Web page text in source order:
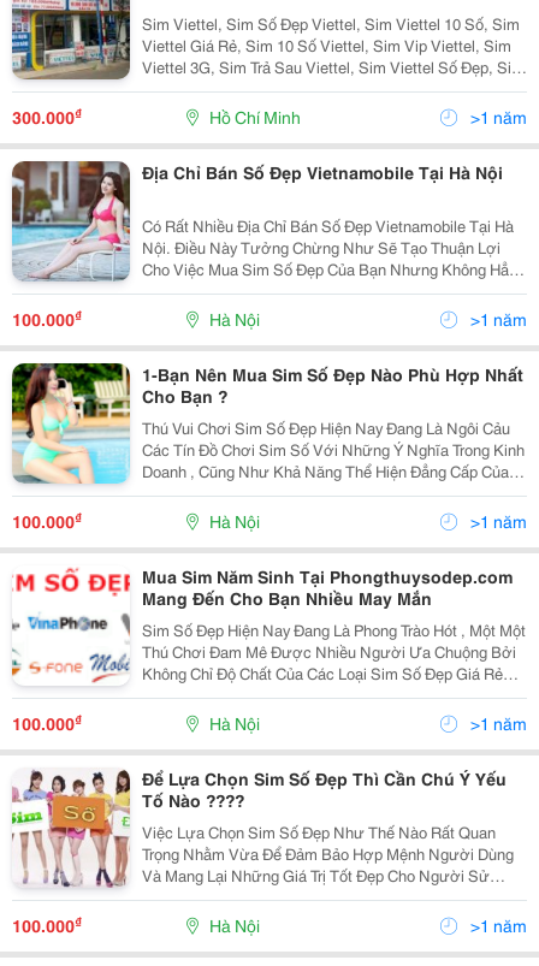
Sim Viettel, Sim Số Đẹp Viettel, Sim Viettel 10 Số, Sim
Viettel Giá Rẻ, Sim 10 Số Viettel, Sim Vip Viettel, Sim
Viettel 3G, Sim Trả Sau Viettel, Sim Viettel Số Đẹp, Sim
Số Viettel, Số Đẹp Viettel Trung Tâm Dịch Vụ Viettel Địa
Chỉ: 636 Cộng H
300.000₫ Hồ Chí Minh >1 năm
Địa Chỉ Bán Số Đẹp Vietnamobile Tại Hà Nội
Có Rất Nhiều Địa Chỉ Bán Số Đẹp Vietnamobile Tại Hà
Nội. Điều Này Tưởng Chừng Như Sẽ Tạo Thuận Lợi
Cho Việc Mua Sim Số Đẹp Của Bạn Nhưng Không Hẳn
Thế. Bạn Cần Tìm Một Địa Chỉ Bán Sim Số Đẹp Uy Tín
Giữa Một Rừng Đại Lý. Hãy Tham Khảo Ngay Các
Thông T
100.000₫ Hà Nội >1 năm
1-Bạn Nên Mua Sim Số Đẹp Nào Phù Hợp Nhất
Cho Bạn ?
Thú Vui Chơi Sim Số Đẹp Hiện Nay Đang Là Ngôi Cảu
Các Tín Đồ Chơi Sim Số Với Những Ý Nghĩa Trong Kinh
Doanh , Cũng Như Khả Năng Thể Hiện Đẳng Cấp Của
Chính Người Dùng Sim Số Đẹp . Mỗi Cá Nhân , Tổ
Chức , Doanh Nghiệp Đều Mong Muốn , Sở Hữu Một
100.000₫ Hà Nội >1 năm
Mua Sim Năm Sinh Tại Phongthuysodep.com
Mang Đến Cho Bạn Nhiều May Mắn
Sim Số Đẹp Hiện Nay Đang Là Phong Trào Hót , Một Một
Thú Chơi Đam Mê Được Nhiều Người Ưa Chuộng Bởi
Không Chỉ Độ Chất Của Các Loại Sim Số Đẹp Giá Rẻ
Mà Còn Đem Lại Những Điều Tốt Đẹp Cho Chủ Và Sự
Thành Công Của Người Sở Hữu Nó. Sim Năm Sinh Tạ
100.000₫ Hà Nội >1 năm
Để Lựa Chọn Sim Số Đẹp Thì Cần Chú Ý Yếu
Tố Nào ????
Việc Lựa Chọn Sim Số Đẹp Như Thế Nào Rất Quan
Trọng Nhằm Vừa Để Đảm Bảo Hợp Mệnh Người Dùng
Và Mang Lại Những Giá Trị Tốt Đẹp Cho Người Sử
Dụng . Vậy Những Yếu Tố Để Chúng Ta Đưa Ra Quyết
Định Khi Lựa Chọn Sim Số Đẹp Giá Rẻ Cho Riêng Mình
Là Gì ? Hãy
100.000₫ Hà Nội >1 năm